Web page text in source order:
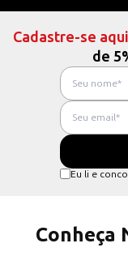
Cadastre-se aqui
de
Eu li e
Conheça